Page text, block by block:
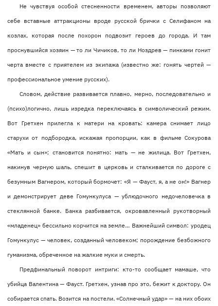
Не чувствуя особой стесненности временем, авторы позволяют
себе вставные аттракционы вроде русской брички с Селифаном на
козлах, которая после похорон подвозит героев до города. И там
проснувшийся хозяин — то ли Чичиков, то ли Ноздрев — пинками гонит
черта вместе с приятелем из экипажа (известно же: гонять чертей —
профессиональное умение русских).
Словом, действие развивается плавно, мерно, последовательно и
(психо)логично, лишь изредка переключаясь в символический режим.
Вот Гретхен прилегла к матери на кровать: камера снимает лицо
старухи от подбородка, искажая пропорции, как в фильме Сокурова
«Мать и сын»; становится понятно: мать — не жилица. Вот Гретхен,
накинув черную шаль, спешит в церковь и сталкивается по дороге с
безумным Вагнером, который бормочет: «Я — Фауст, я, а не он!» Вагнер
и демонстрирует деве Гомункулуса — ублюдочного недочеловечка в
стеклянной банке. Банка разбивается, окровавленный рукотворный
«младенец» бессильно корчится на земле… Важнейший символ: уродец
Гомункулус — человек, созданный человеком; порождение безбожного
гуманизма, обреченное на жалкие муки и смерть.
Предфинальный поворот интриги: кто-то сообщает мамаше, что
убийца Валентина — Фауст. Гретхен, узнав про это, бежит к доктору. Он
собирается спать. Возится на постели. «Солнечный удар» — на них обоих